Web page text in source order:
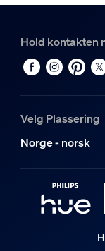
Hold kontakten
Velg Plassering
Norge - norsk